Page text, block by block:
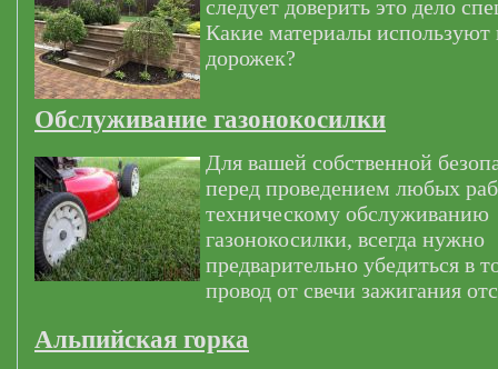
следует доверить это дело
Какие материалы
дорожек?
Обслуживание газонокосилки
Для вашей собственной
перед проведением любых
техническому обслуживанию
газонокосилки, всегда нужно
предварительно убедиться в
провод от свечи зажигания
Альпийская горка